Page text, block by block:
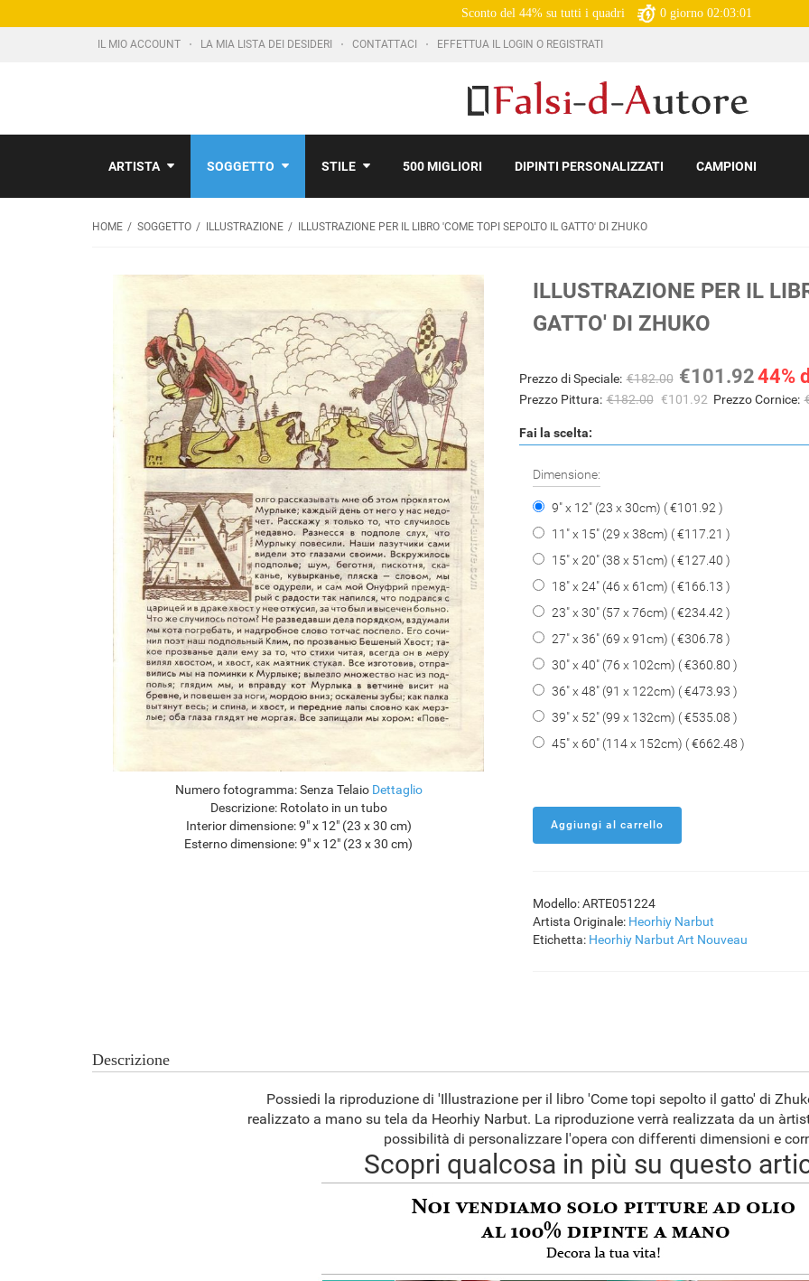
Sconto del 44% su tutti i quadri 0 giorno 02:03:00
IL MIO ACCOUNT LA MIA LISTA DEI DESIDERI CONTATTACI EFFETTUA IL LOGIN O REGISTRATI
ARTISTA SOGGETTO STILE 500 MIGLIORI DIPINTI PERSONALIZZATI CAMPIONI
HOME SOGGETTO ILLUSTRAZIONE ILLUSTRAZIONE PER IL LIBRO 'COME TOPI SEPOLTO IL GATTO' DI ZHUKO
Numero fotogramma: Senza Telaio Dettaglio
Descrizione: Rotolato in un tubo
Interior dimensione: 9" x 12" (23 x 30 cm)
Esterno dimensione: 9" x 12" (23 x 30 cm)
ILLUSTRAZIONE PER IL
GATTO' DI ZHUKO
Prezzo di Speciale: €182.00 €101.9244%
Prezzo Pittura: €182.00 €101.92 Prezzo Cornice:
Fai la scelta:
Dimensione:
9" x 12" (23 x 30cm) ( €101.92 )
11" x 15" (29 x 38cm) ( €117.21 )
15" x 20" (38 x 51cm) ( €127.40 )
18" x 24" (46 x 61cm) ( €166.13 )
23" x 30" (57 x 76cm) ( €234.42 )
27" x 36" (69 x 91cm) ( €306.78 )
30" x 40" (76 x 102cm) ( €360.80 )
36" x 48" (91 x 122cm) ( €473.93 )
39" x 52" (99 x 132cm) ( €535.08 )
45" x 60" (114 x 152cm) ( €662.48 )
Modello: ARTE051224
Artista Originale: Heorhiy Narbut
Etichetta: Heorhiy Narbut Art Nouveau
Descrizione
Possiedi la riproduzione di 'Illustrazione per il libro 'Come topi sepolto il gatto' di
realizzato a mano su tela da Heorhiy Narbut. La riproduzione verrà realizzata da un
possibilità di personalizzare l'opera con differenti dimensioni e
Scopri qualcosa in più su questo